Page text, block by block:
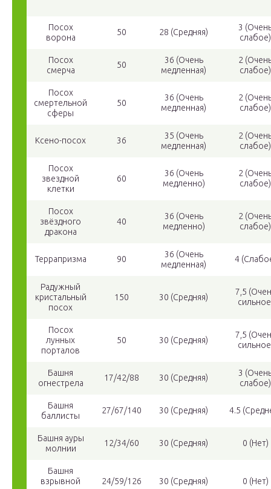
Посох
ворона
50 28 (Средняя)
3
слабое)
Посох
смерча
50
36 (Очень
медленная)
2
слабое)
Посох
смертельной
сферы
50
36 (Очень
медленная)
2
слабое)
Ксено-посох 36
35 (Очень
медленная)
2
слабое)
Посох
звездной
клетки
60
36 (Очень
медленно)
2
слабое)
Посох
звёздного
дракона
40
36 (Очень
медленно)
2
слабое)
Террапризма 90
36 (Очень
медленная)
4
Радужный
кристальный
посох
150 30 (Средняя)
7,5
Посох
лунных
порталов
50 30 (Средняя)
7,5
Башня
огнестрела
17/42/88 30 (Средняя)
3
слабое)
Башня
баллисты
27/67/140 30 (Средняя) 4.5
Башня ауры
молнии
12/34/60 30 (Средняя) 0 (Нет)
Башня
взрывной
24/59/126 30 (Средняя) 0 (Нет)